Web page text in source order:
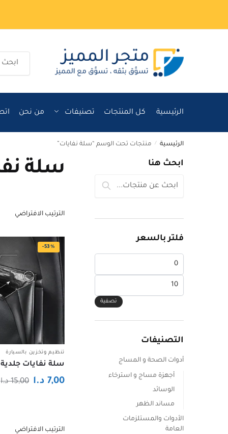
navigation
content
البحث
الرئيسية كل المنتجات تصنيفات من نحن
الرئيسية / منتجات تحت الوسم “سلة نفايات”
سلة
-53%
تنظيم وتخزين بالسيارة
سلة نفايات
15,00 د.ا 7,00 د.ا
ابحث هنا
بحث
فلتر بالسعر
أدنى
أعلى
سعر
تصفية
التصنيفات
أدوات الصحة و المساج
أجهزة مساج و استرخاء
الوسائد
مساند الظهر
الأدوات والمستلزمات
العامة